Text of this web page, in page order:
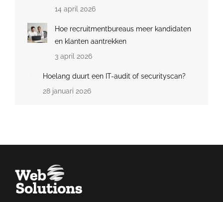
14 april 2026
Hoe recruitmentbureaus meer kandidaten
en klanten aantrekken
3 april 2026
Hoelang duurt een IT-audit of securityscan?
28 januari 2026